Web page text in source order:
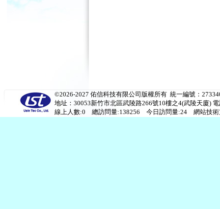
©2026-2027 佑信科技有限公司版權所有 統一編號：
地址：30053新竹市北區武陵路266號10樓之4(武陵天廈)
線上人數:0 總訪問量:138256 今日訪問量:24 網站技術